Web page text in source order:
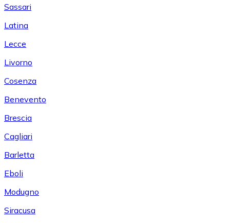
Sassari
Latina
Lecce
Livorno
Cosenza
Benevento
Brescia
Cagliari
Barletta
Eboli
Modugno
Siracusa